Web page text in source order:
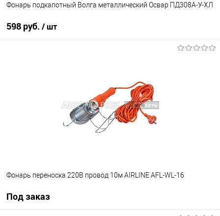
Фонарь подкапотный Волга металлический Освар ПД308А-У-ХЛ
598 руб. / шт
В наличии
Фонарь переноска 220В провод 10м AIRLINE AFL-WL-16
Под заказ